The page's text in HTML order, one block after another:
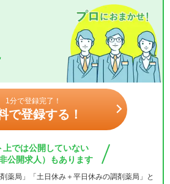
1分で登録完了！
で登録する！
上では公開していない
公開求人）もあります
薬局」「土日休み＋平日休みの調剤薬局」と